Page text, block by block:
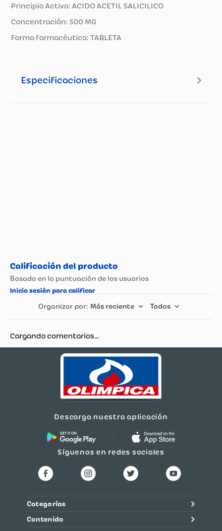
Principio Activo: ACIDO ACETIL SALICILICO
Concentración: 500 MG
Forma farmacéutica: TABLETA
Especificaciones
Más reciente Todos
Cargando comentarios…
Descarga nuestra aplicación
Síguenos en redes sociales
Categorías
Contenido